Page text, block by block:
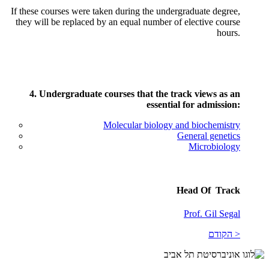
If these courses were taken during the undergraduate degree,
they will be replaced by an equal number of elective course
hours.
4. Undergraduate courses that the track views as an
essential for admission:
Molecular biology and biochemistry
General genetics
Microbiology
Head Of Track
Prof. Gil Segal
< הקודם